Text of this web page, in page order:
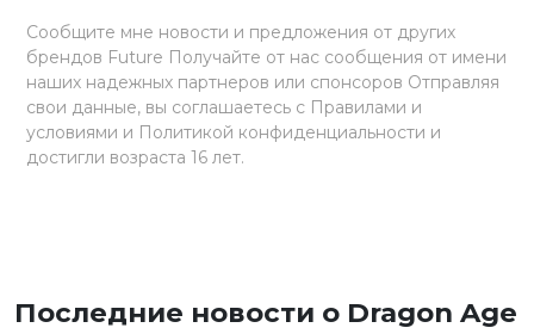
Сообщите мне новости и предложения от других
брендов Future Получайте от нас сообщения от имени
наших надежных партнеров или спонсоров Отправляя
свои данные, вы соглашаетесь с Правилами и
условиями и Политикой конфиденциальности и
достигли возраста 16 лет.
Последние новости о Dragon Age